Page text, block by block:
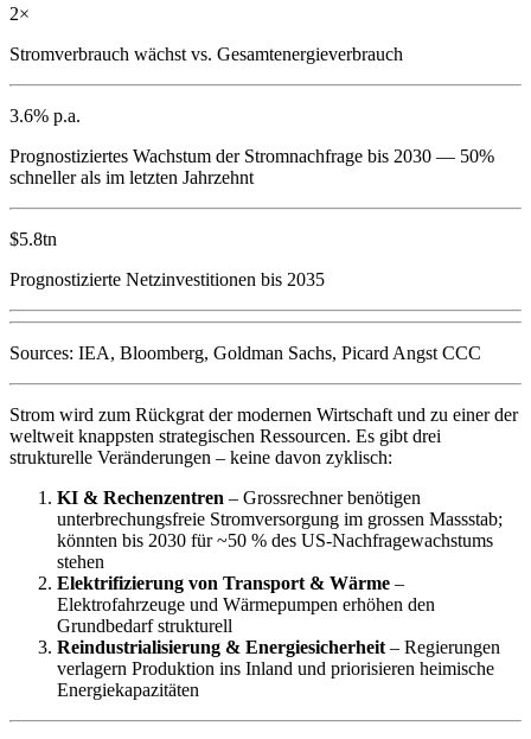
2×
Strom­verbrauch wächst vs. Gesamt­energie­verbrauch
3.6% p.a.
Prognostiziertes Wachstum der Stromnachfrage bis 2030 — 50%
schneller als im letzten Jahrzehnt
$5.8tn
Prognostizierte Netzinvestitionen bis 2035
Sources: IEA, Bloomberg, Goldman Sachs, Picard Angst CCC
Strom wird zum Rückgrat der modernen Wirtschaft und zu einer der
weltweit knappsten strategischen Ressourcen. Es gibt drei
strukturelle Veränderungen – keine davon zyklisch:
KI & Rechenzentren – Grossrechner benötigen
unterbrechungsfreie Stromversorgung im grossen Massstab;
könnten bis 2030 für ~50 % des US-Nachfragewachstums
stehen
Elektrifizierung von Transport & Wärme –
Elektrofahrzeuge und Wärmepumpen erhöhen den
Grundbedarf strukturell
Reindustrialisierung & Energiesicherheit – Regierungen
verlagern Produktion ins Inland und priorisieren heimische
Energiekapazitäten